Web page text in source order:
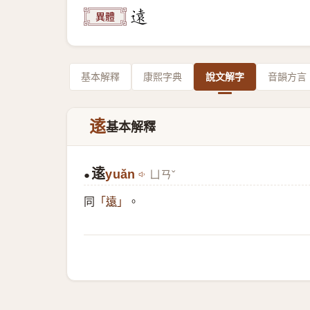
異體
基本解釋 康熙字典 說文解字 音韻方言
逺基本解釋
● 逺yuǎn ㄩㄢˇ
同 「 遠 」 。